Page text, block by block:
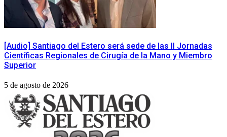
[Audio] Santiago del Estero será sede de las II Jornadas
Científicas Regionales de Cirugía de la Mano y Miembro
Superior
5 de agosto de 2026